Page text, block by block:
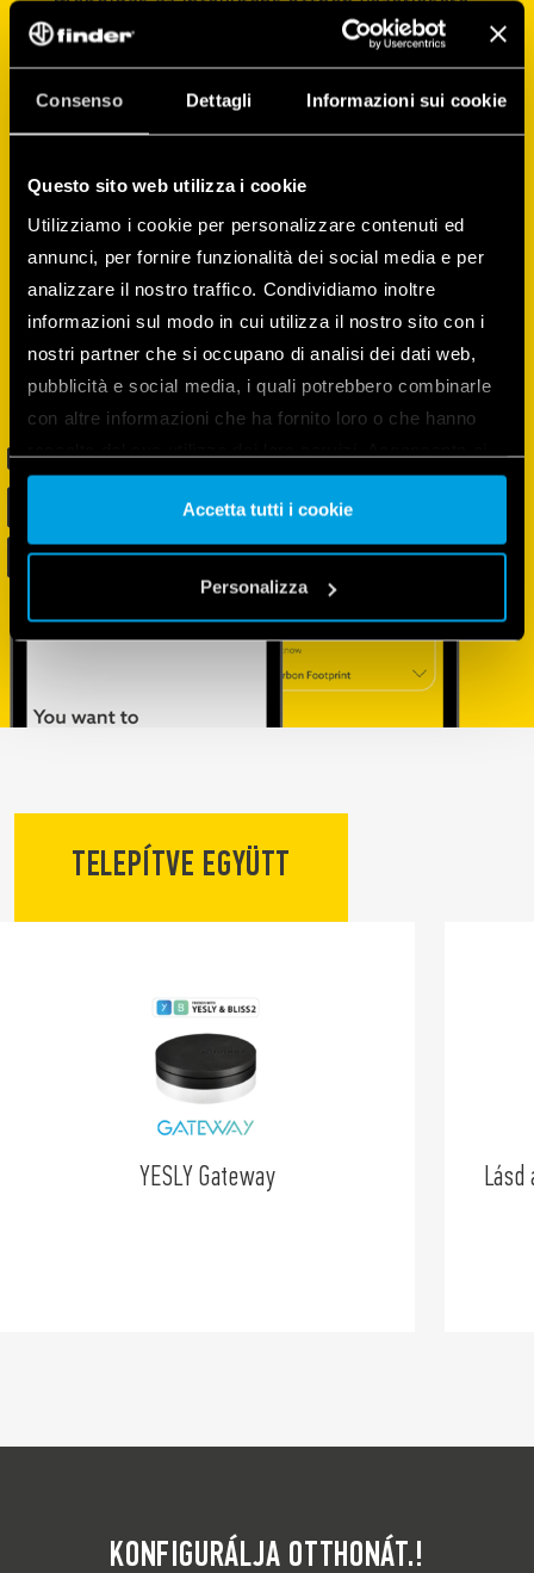
Consenso Dettagli Informazioni sui cookie
Questo sito web utilizza i cookie
Utilizziamo i cookie per personalizzare contenuti ed
annunci, per fornire funzionalità dei social media e per
analizzare il nostro traffico. Condividiamo inoltre
informazioni sul modo in cui utilizza il nostro sito con i
nostri partner che si occupano di analisi dei dati web,
pubblicità e social media, i quali potrebbero combinarle
con altre informazioni che ha fornito loro o che hanno
nostri cookie se continua ad utilizzare il nostro sito web.
Vai alla Cookie Policy completa
Accetta tutti i cookie
Personalizza
Ezzel az alkalmazással konfigurálhatja és
vezérelheti az eszközöket, rutinokat hozhat
létre, felügyelheti és kezelheti az összes
eszköz energiafogyasztását, és még sok
TELEPÍTVE EGYÜTT
YESLY Gateway
KONFIGURÁLJA OTTHONÁT.!